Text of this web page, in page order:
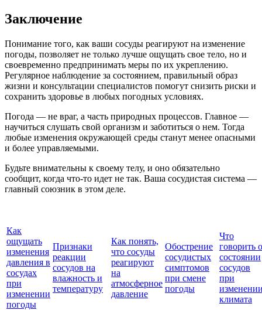
Заключение
Понимание того, как ваши сосуды реагируют на изменение
погоды, позволяет не только лучше ощущать свое тело, но и
своевременно предпринимать меры по их укреплению.
Регулярное наблюдение за состоянием, правильный образ
жизни и консультации специалистов помогут снизить риски и
сохранить здоровье в любых погодных условиях.
Погода — не враг, а часть природных процессов. Главное —
научиться слушать свой организм и заботиться о нем. Тогда
любые изменения окружающей среды станут менее опасными
и более управляемыми.
Будьте внимательны к своему телу, и оно обязательно
сообщит, когда что-то идет не так. Ваша сосудистая система —
главный союзник в этом деле.
Как
ощущать
изменения
давления в
сосудах
при
изменении
погоды
Признаки
реакции
сосудов на
влажность и
температуру
Как понять,
что сосуды
реагируют
на
атмосферное
давление
Обострение
сосудистых
симптомов
при смене
погоды
Что
говорить о
состоянии
сосудов
при
климата